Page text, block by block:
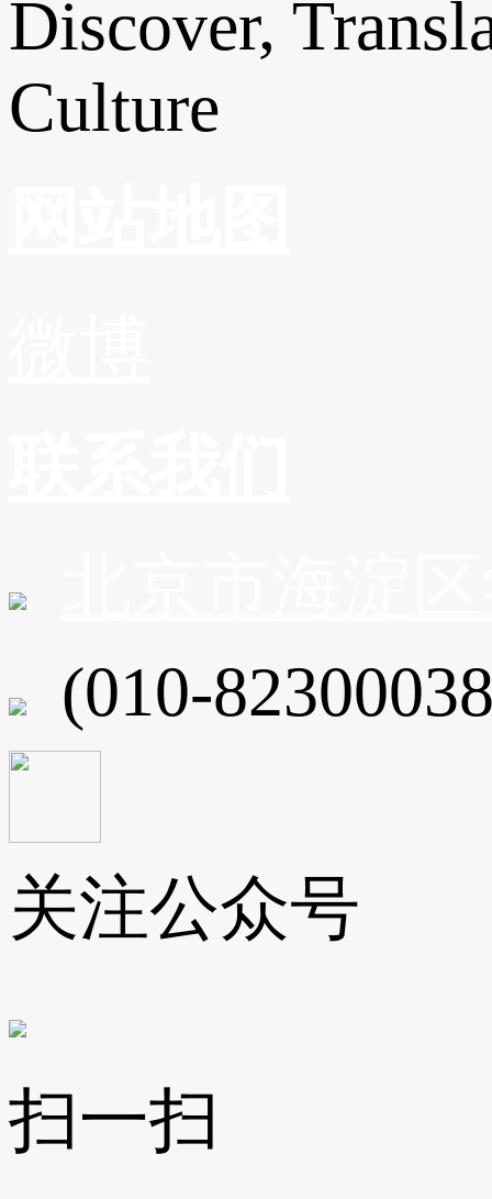
Discover,
Culture
(010-
关注公众号
扫一扫